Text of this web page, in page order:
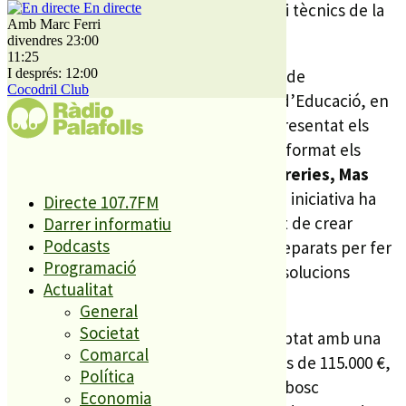
En directe
Amb Marc Ferri
divendres 23:00
11:25
I després: 12:00
Cocodril Club
Directe 107.7FM
Darrer informatiu
Podcasts
Programació
Actualitat
General
Societat
Comarcal
Política
Economia
municipals davant d’altres consistoris i tècnics de la
província.
Durant la sessió, l’
de
l’Ajuntament i
, regidora d’Educació, en
representació de l’Ajuntament, han presentat els
detalls d’aquest projecte que ha transformat els
Les Ferreries, Mas
Prats i la llar d’infants Palafollets
. La iniciativa ha
estat reconeguda per la seva capacitat de crear
entorns més naturals, accessibles i preparats per fer
front a les onades de calor, integrant solucions
basades en la natura.
La intervenció a Palafolls, que ha comptat amb una
subvenció de la Diputació
de poc més de 115.000 €,
ha permès la creació d’espais com el «bosc